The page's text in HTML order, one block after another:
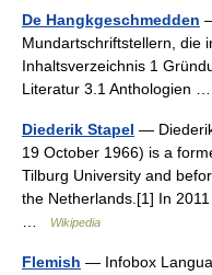
De Hangkgeschmedden
Mundartschriftstellern, die
Inhaltsverzeichnis 1
Literatur 3.1 Anthologien
Diederik Stapel —
19 October 1966) is a
Tilburg University and
the Netherlands.[1] In
…
Wikipedia
Flemish — Infobox